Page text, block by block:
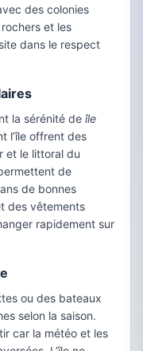
des colonies
et les
dans le respect
la sérénité de île
l’île offrent des
et le littoral du
de
de bonnes
des vêtements
rapidement sur
ou des bateaux
selon la saison.
car la météo et les